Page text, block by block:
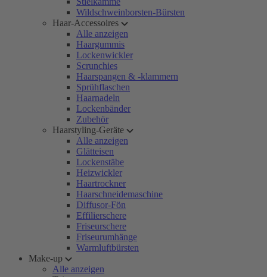
Wildschweinborsten-Bürsten
Haar-Accessoires
Alle anzeigen
Haargummis
Lockenwickler
Scrunchies
Haarspangen & -klammern
Sprühflaschen
Haarnadeln
Lockenbänder
Zubehör
Haarstyling-Geräte
Alle anzeigen
Glätteisen
Lockenstäbe
Heizwickler
Haartrockner
Haarschneidemaschine
Diffusor-Fön
Effilierschere
Friseurschere
Friseurumhänge
Warmluftbürsten
Make-up
Alle anzeigen